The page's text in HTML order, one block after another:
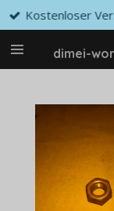
Zum
Hauptinhalt
springendimei-
Kostenloser